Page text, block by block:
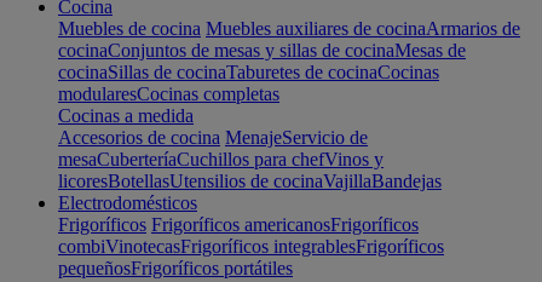
Cocina
Muebles de cocina Muebles auxiliares de cocinaArmarios de
cocinaConjuntos de mesas y sillas de cocinaMesas de
cocinaSillas de cocinaTaburetes de cocinaCocinas
modularesCocinas completas
Cocinas a medida
Accesorios de cocina MenajeServicio de
mesaCuberteríaCuchillos para chefVinos y
licoresBotellasUtensilios de cocinaVajillaBandejas
Electrodomésticos
Frigoríficos Frigoríficos americanosFrigoríficos
combiVinotecasFrigoríficos integrablesFrigoríficos
pequeñosFrigoríficos portátiles